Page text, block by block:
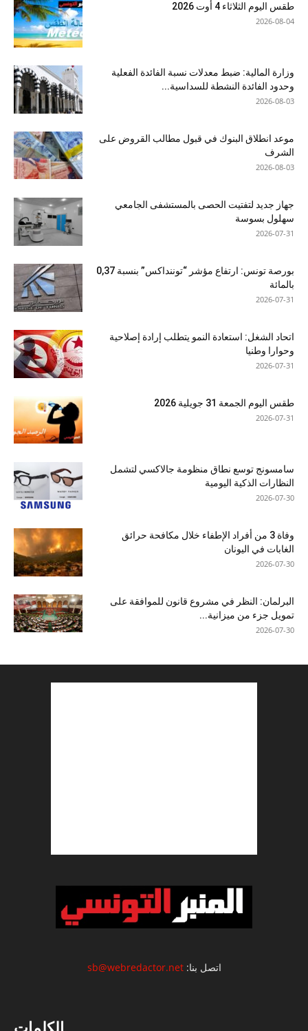
طقس اليوم الثلاثاء 4 أوت 2026
2026-08-04
وزارة المالية: ضبط معدلات نسبة الفائدة الفعلية
وحدود الفائدة النشطة للسداسية...
2026-08-03
موعد انطلاق البنوك في قبول مطالب القروض على
الشرف
2026-08-03
جهاز جديد لتفتيت الحصى بالمستشفى الجامعي
سهلول بسوسة
2026-07-31
بورصة تونس: ارتفاع مؤشر “توننداكس” بنسبة 0,37
بالمائة
2026-07-31
اتحاد الشغل: استعادة النمو يتطلب إرادة إصلاحية
وحوارا وطنيا
2026-07-31
طقس اليوم الجمعة 31 جويلية 2026
2026-07-31
سامسونج توسع نطاق منظومة جالاكسي لتشمل
النظارات الذكية اليومية
2026-07-30
وفاة 3 من أفراد الإطفاء خلال مكافحة حرائق
الغابات في اليونان
2026-07-30
البرلمان: النظر في مشروع قانون للموافقة على
تمويل جزء من ميزانية...
2026-07-30
اتصل بنا:sb@webredactor.net